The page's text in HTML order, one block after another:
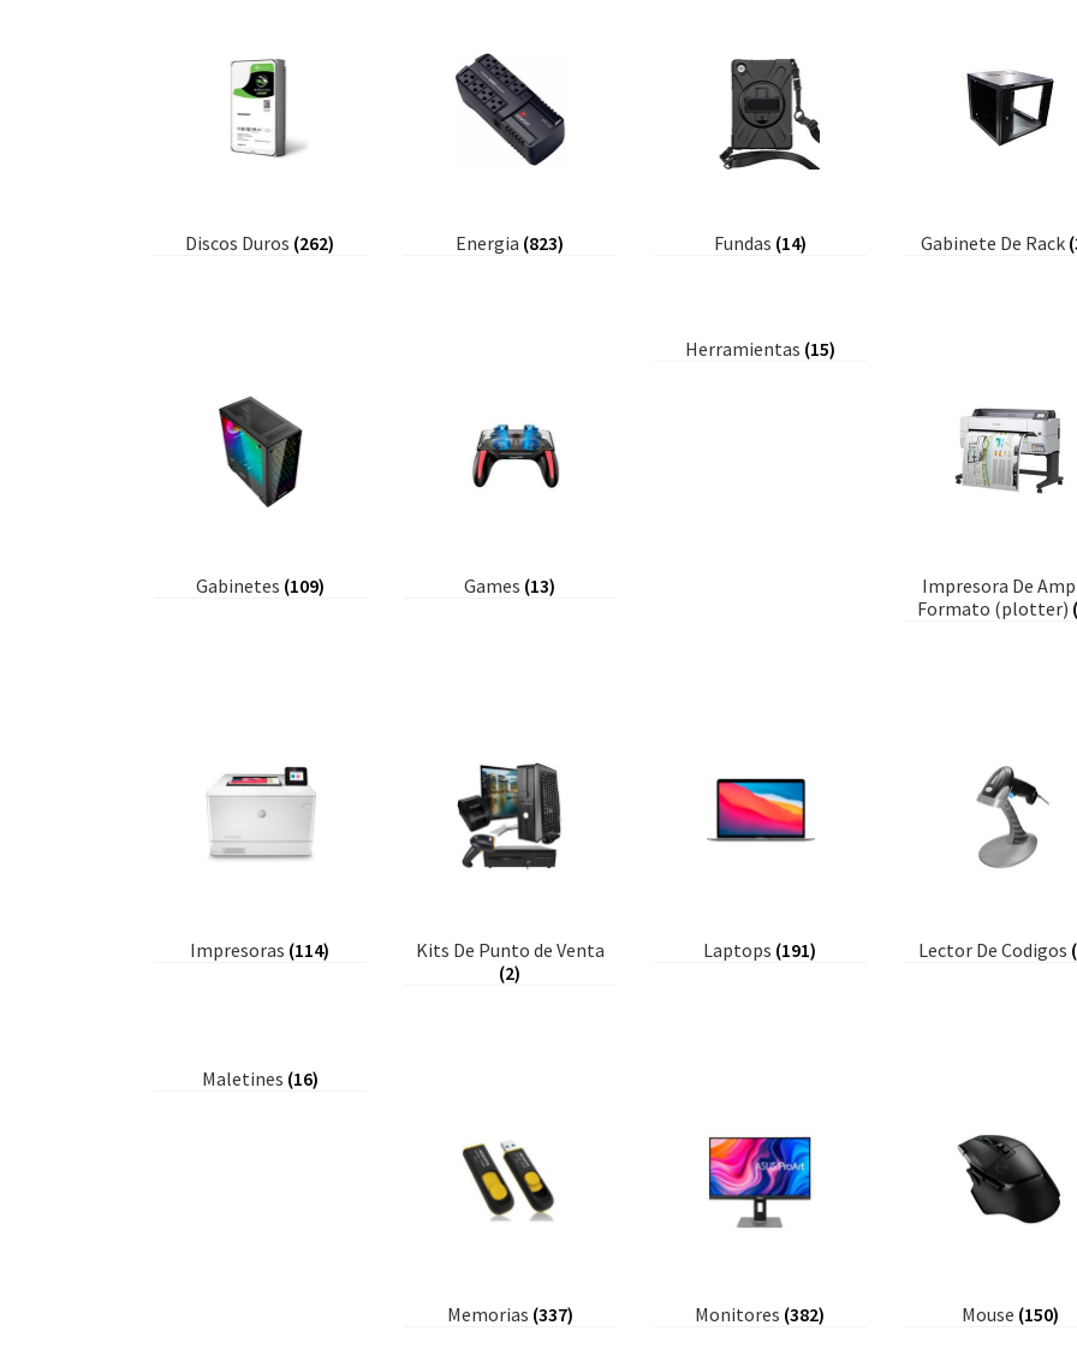
Discos Duros (262) Energia (823) Fundas (14) Gabinete De Rack
Gabinetes (109) Games (13)
Herramientas (15)
Impresora De
Formato (plotter)
Impresoras (114)
Kits De Punto de Venta
(2)
Laptops (191) Lector De Codigos
Maletines (16)
Memorias (337) Monitores (382) Mouse (150)